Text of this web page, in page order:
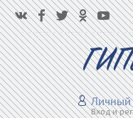
Личный
Вход и